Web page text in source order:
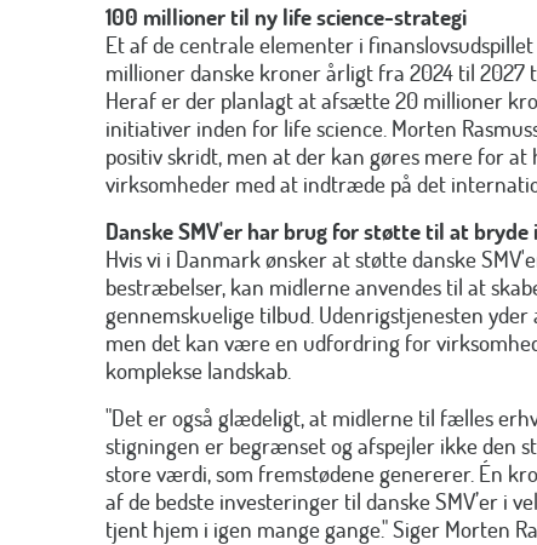
100 millioner til ny life science-strategi
Et af de centrale elementer i
millioner danske kroner årligt fra 2024 til 2027
Heraf er der planlagt at afsætte 20 millioner
initiativer inden for life science. Morten
positiv skridt, men at der kan gøres mere for
virksomheder med at indtræde på det
Danske SMV'er har brug for støtte til at
Hvis vi i Danmark ønsker at støtte danske
bestræbelser, kan midlerne anvendes til at
gennemskuelige tilbud. Udenrigstjenesten
men det kan være en udfordring for
komplekse landskab.
"Det er også glædeligt, at midlerne til fælles
stigningen er begrænset og afspejler ikke den
store værdi, som fremstødene genererer. Én
af de bedste investeringer til danske SMV’er i
tjent hjem i igen mange gange." Siger Morten